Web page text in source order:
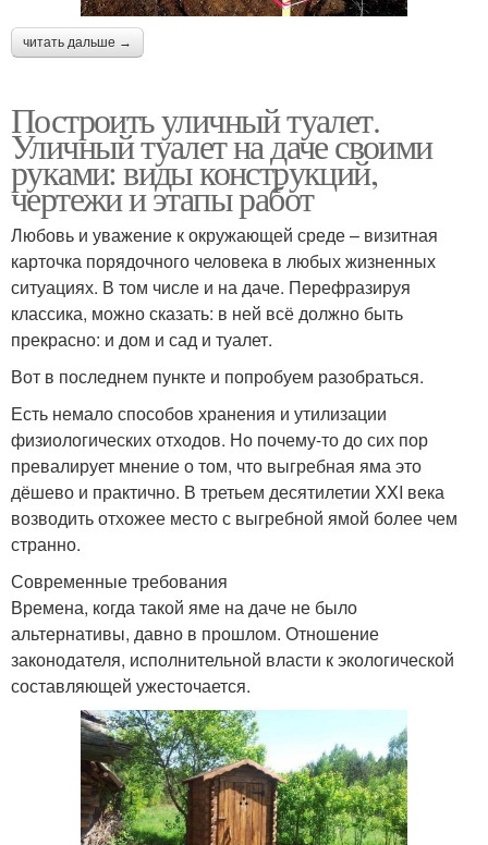
читать дальше →
Построить уличный туалет.
Уличный туалет на даче своими
руками: виды конструкций,
чертежи и этапы работ
Любовь и уважение к окружающей среде – визитная
карточка порядочного человека в любых жизненных
ситуациях. В том числе и на даче. Перефразируя
классика, можно сказать: в ней всё должно быть
прекрасно: и дом и сад и туалет.
Вот в последнем пункте и попробуем разобраться.
Есть немало способов хранения и утилизации
физиологических отходов. Но почему-то до сих пор
превалирует мнение о том, что выгребная яма это
дёшево и практично. В третьем десятилетии XXI века
возводить отхожее место с выгребной ямой более чем
странно.
Современные требования
Времена, когда такой яме на даче не было
альтернативы, давно в прошлом. Отношение
законодателя, исполнительной власти к экологической
составляющей ужесточается.